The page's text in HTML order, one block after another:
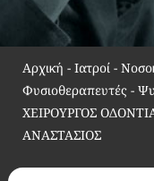
Αρχική - Ιατροί -
Φυσιοθεραπευτές -
ΧΕΙΡΟΥΡΓΟΣ
ΑΝΑΣΤΑΣΙΟΣ